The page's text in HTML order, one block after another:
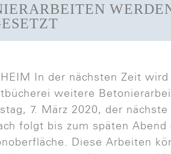
In der nächsten Zeit
weitere
7. März 2020, der
folgt bis zum späten
Diese Arbeiten